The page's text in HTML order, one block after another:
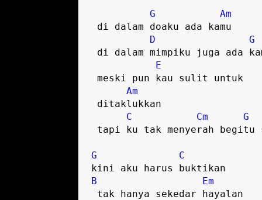
G
Am
D
G
E
Am
C
Cm
G
G
C
B
Em